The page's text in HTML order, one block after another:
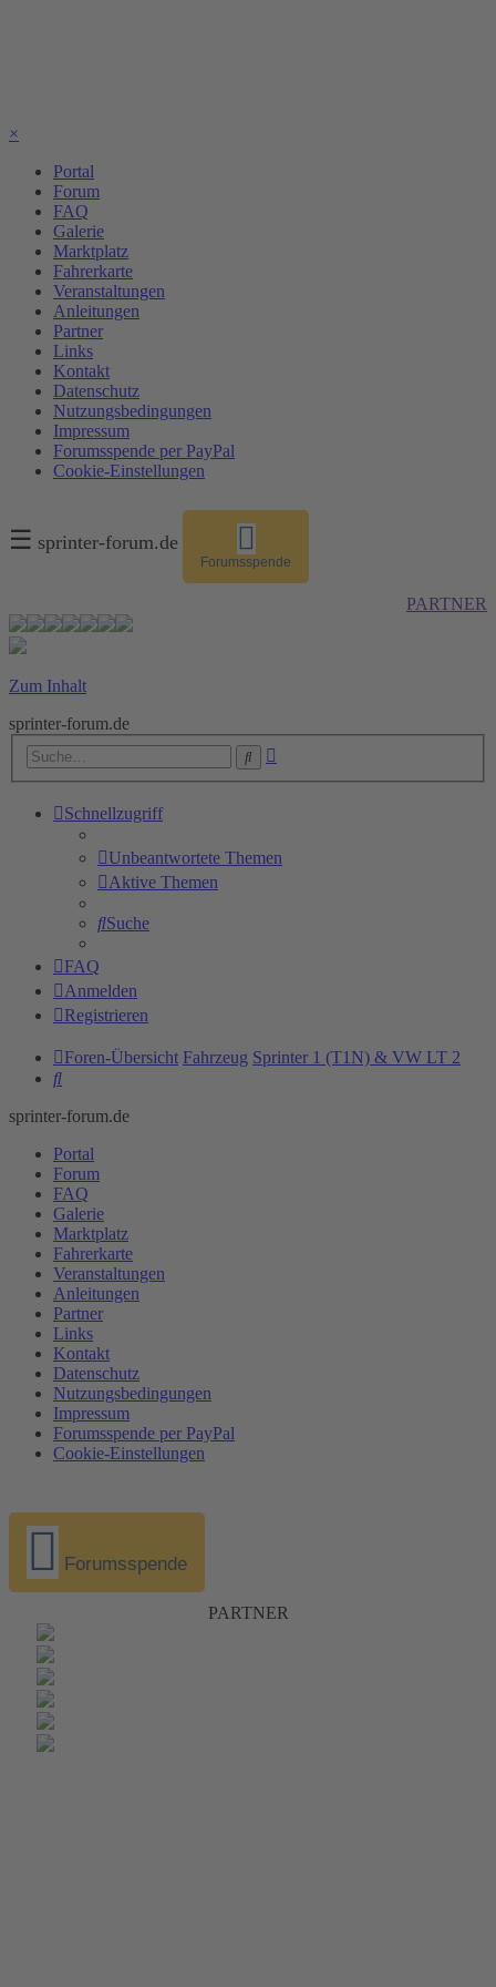
×
Portal
Forum
FAQ
Galerie
Marktplatz
Fahrerkarte
Veranstaltungen
Anleitungen
Partner
Links
Kontakt
Datenschutz
Nutzungsbedingungen
Impressum
Forumsspende per PayPal
Cookie-Einstellungen
☰ sprinter-forum.de
Forumsspende
PARTNER
Zum Inhalt
sprinter-forum.de
Suche
Schnellzugriff
Unbeantwortete Themen
Aktive Themen
Suche
FAQ
Anmelden
Registrieren
Foren-Übersicht Fahrzeug Sprinter 1 (T1N) & VW LT 2
Suche
sprinter-forum.de
Portal
Forum
FAQ
Galerie
Marktplatz
Fahrerkarte
Veranstaltungen
Anleitungen
Partner
Links
Kontakt
Datenschutz
Nutzungsbedingungen
Impressum
Forumsspende per PayPal
Cookie-Einstellungen
Forumsspende
PARTNER